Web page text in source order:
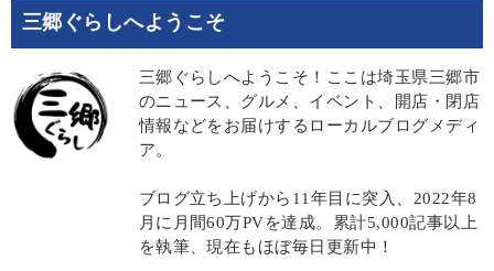
三郷ぐらしへようこそ
三郷ぐらしへようこそ！ここは埼玉県三郷市
のニュース、グルメ、イベント、開店・閉店
情報などをお届けするローカルブログメディ
ア。
ブログ立ち上げから11年目に突入、2022年8
月に月間60万PVを達成。累計5,000記事以上
を執筆、現在もほぼ毎日更新中！